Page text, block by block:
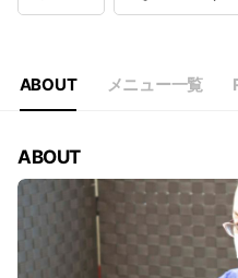
ABOUT メニュー一覧
ABOUT